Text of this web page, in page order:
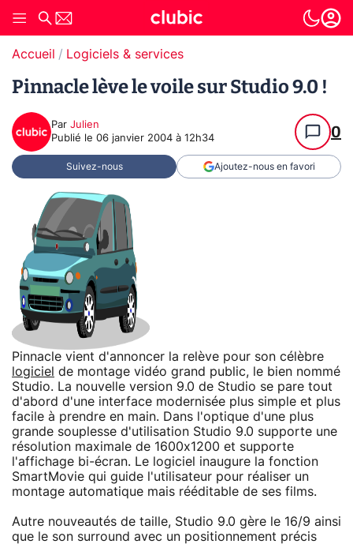
Accueil Logiciels & services
Pinnacle lève le voile sur Studio 9.0 !
Par Julien
Publié le 06 janvier 2004 à 12h34 0
Suivez-nous Ajoutez-nous en favori
Pinnacle vient d'annoncer la relève pour son célèbre
logiciel de montage vidéo grand public, le bien nommé
Studio. La nouvelle version 9.0 de Studio se pare tout
d'abord d'une interface modernisée plus simple et plus
facile à prendre en main. Dans l'optique d'une plus
grande souplesse d'utilisation Studio 9.0 supporte une
résolution maximale de 1600x1200 et supporte
l'affichage bi-écran. Le logiciel inaugure la fonction
SmartMovie qui guide l'utilisateur pour réaliser un
montage automatique mais rééditable de ses films.
Autre nouveautés de taille, Studio 9.0 gère le 16/9 ainsi
que le son surround avec un positionnement précis